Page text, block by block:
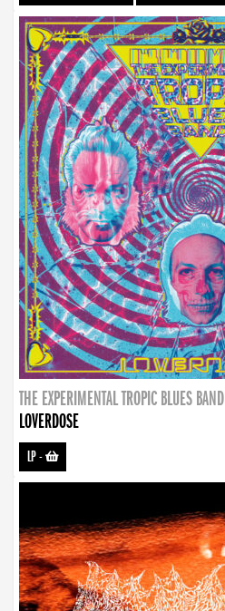
THE EXPERIMENTAL TROPIC BLUES BAND
LOVERDOSE
LP-